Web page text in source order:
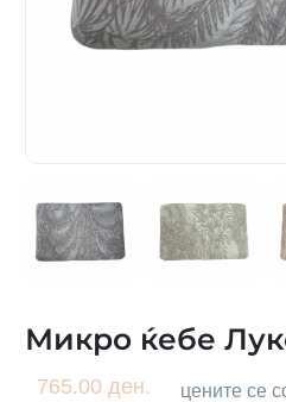
Микро ќебе
765.00 ден. цените се